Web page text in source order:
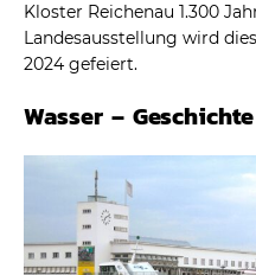
Kloster Reichenau 1.300
Landesausstellung wird
2024 gefeiert.
Wasser – Geschichte